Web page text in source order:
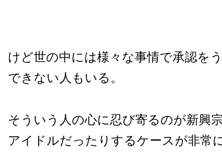
けど世の中には様々な事情で承認を
できない人もいる。
そういう人の心に忍び寄るのが新興
アイドルだったりするケースが非常